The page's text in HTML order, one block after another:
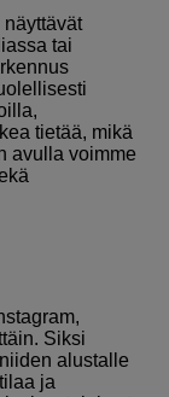
tai
tietää, mikä
avulla voimme
Siksi
alustalle
ja